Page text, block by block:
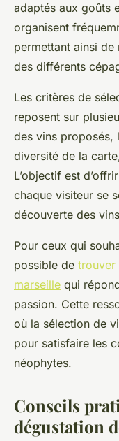
adaptés aux goûts
organisent
permettant ainsi
des différents
Les critères de
reposent sur
des vins proposés,
diversité de la
L’objectif est
chaque visiteur se
découverte des
Pour ceux qui
possible de trouver
marseille qui
passion. Cette
où la sélection de
pour satisfaire les
néophytes.
Conseils
dégustation